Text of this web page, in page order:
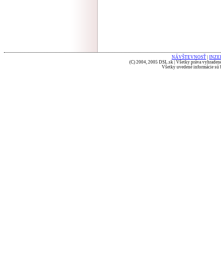
NÁVŠTEVNOSŤ
(C) 2004, 2005 DSL.sk | Všetky práva
Všetky uvedené informácie sú